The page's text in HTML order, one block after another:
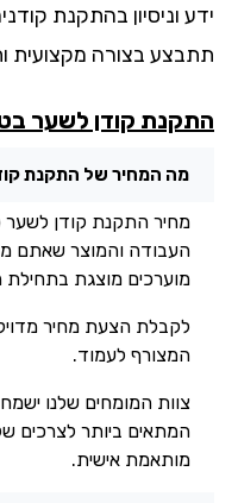
וניסיון בהתקנת
בצורה מקצועית
קודן לשער
מה המחיר של התקנת קודן
מחיר התקנת קודן לשער
העבודה והמוצר שאתם
מוערכים מוצגת בתחילת
לקבלת הצעת מחיר מדויקת,
המצורף לעמוד.
צוות המומחים שלנו ישמח
המתאים ביותר לצרכים
מותאמת אישית.